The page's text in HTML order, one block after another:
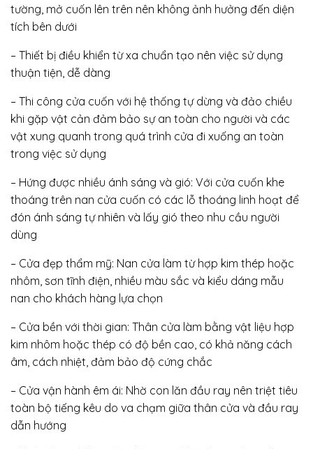
tường, mở cuốn lên trên nên không ảnh hưởng đến diện
tích bên dưới
– Thiết bị điều khiển từ xa chuẩn tạo nên việc sử dụng
thuận tiện, dễ dàng
– Thi công cửa cuốn với hệ thống tự dừng và đảo chiều
khi gặp vật cản đảm bảo sự an toàn cho người và các
vật xung quanh trong quá trình cửa đi xuống an toàn
trong việc sử dụng
– Hứng được nhiều ánh sáng và gió: Với cửa cuốn khe
thoáng trên nan cửa cuốn có các lỗ thoáng linh hoạt để
đón ánh sáng tự nhiên và lấy gió theo nhu cầu người
dùng
– Cửa đẹp thẩm mỹ: Nan cửa làm từ hợp kim thép hoặc
nhôm, sơn tĩnh điện, nhiều màu sắc và kiểu dáng mẫu
nan cho khách hàng lựa chọn
– Cửa bền với thời gian: Thân cửa làm bằng vật liệu hợp
kim nhôm hoặc thép có độ bền cao, có khả năng cách
âm, cách nhiệt, đảm bảo độ cứng chắc
– Cửa vận hành êm ái: Nhờ con lăn đầu ray nên triệt tiêu
toàn bộ tiếng kêu do va chạm giữa thân cửa và đầu ray
dẫn hướng